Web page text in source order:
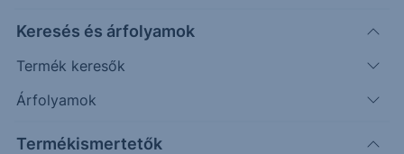
Keresés és árfolyamok
Termék keresők
Árfolyamok
Termékismertetők
Árfolyamértesítő rögzítése
További információk kérése